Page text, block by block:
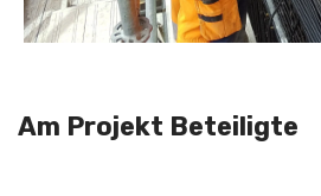
Am Projekt Beteiligte